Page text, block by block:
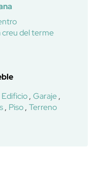
creu del terme
Edificio Garaje
Piso Terreno